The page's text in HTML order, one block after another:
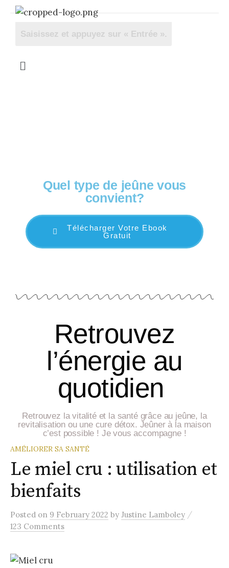
Quel type de jeûne vous
convient?
Télécharger Votre Ebook
Gratuit
Retrouvez
l’énergie au
quotidien
Retrouvez la vitalité et la santé grâce au jeûne, la
revitalisation ou une cure détox. Jeûner à la maison
c’est possible ! Je vous accompagne !
AMÉLIORER SA SANTÉ
Le miel cru : utilisation et
bienfaits
Posted on 9 February 2022 by Justine Lamboley /
123 Comments